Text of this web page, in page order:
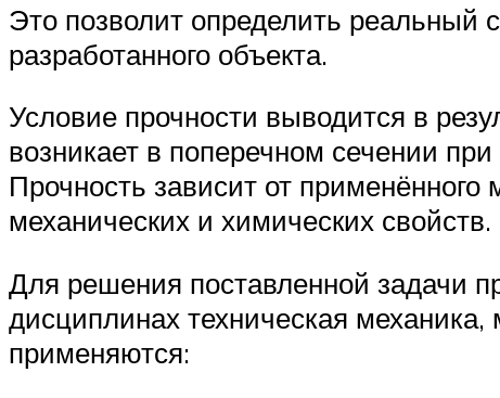
Это позволит определить реальный
разработанного объекта.
Условие прочности выводится в
возникает в поперечном сечении
Прочность зависит от
механических и химических свойств.
Для решения поставленной задачи
дисциплинах техническая
применяются: